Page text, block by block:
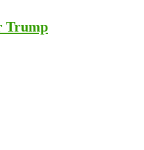
Trump